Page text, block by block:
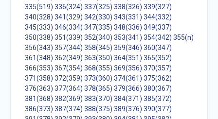
335(519) 336(324) 337(325) 338(326) 339(327)
340(328) 341(329) 342(330) 343(331) 344(332)
345(333) 346(334) 347(335) 348(336) 349(337)
350(338) 351(339) 352(340) 353(341) 354(342) 355(n)
356(343) 357(344) 358(345) 359(346) 360(347)
361(348) 362(349) 363(350) 364(351) 365(352)
366(353) 367(354) 368(355) 369(356) 370(357)
371(358) 372(359) 373(360) 374(361) 375(362)
376(363) 377(364) 378(365) 379(366) 380(367)
381(368) 382(369) 383(370) 384(371) 385(372)
386(373) 387(374) 388(375) 389(376) 390(377)